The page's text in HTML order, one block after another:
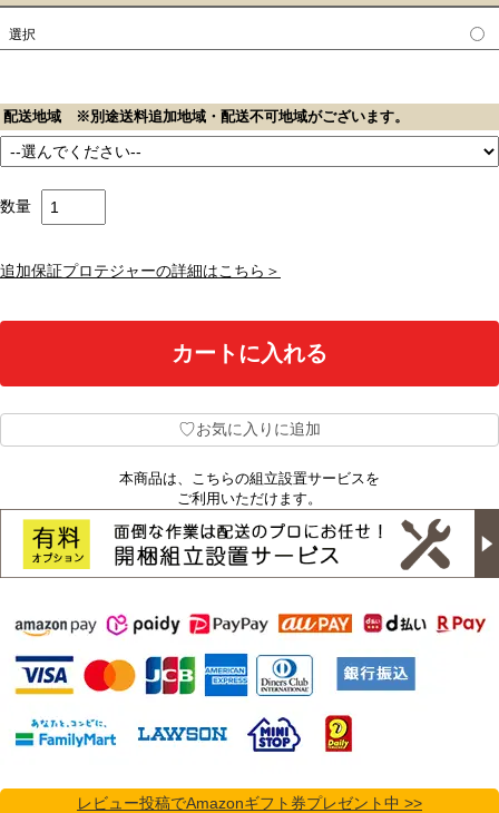
選択
配送地域 ※別途送料追加地域・配送不可地域がございます。
数量
追加保証プロテジャーの詳細はこちら＞
♡お気に入りに追加
本商品は、こちらの組立設置サービスを
ご利用いただけます。
レビュー投稿でAmazonギフト券プレゼント中 >>